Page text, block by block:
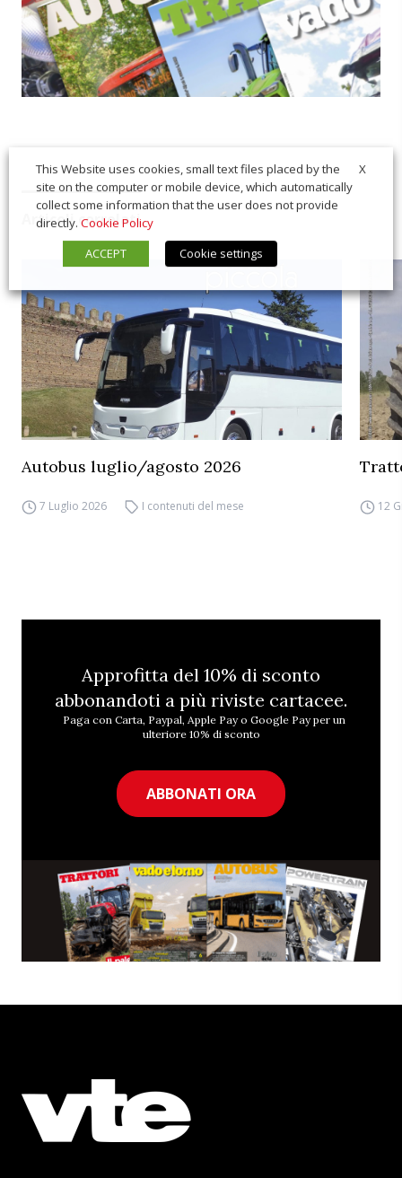
Articoli correlati
Autobus luglio/agosto 2026
7 Luglio 2026 I contenuti del mese 12
Approfitta del 10% di sconto
abbonandoti a più riviste cartacee.
Paga con Carta, Paypal, Apple Pay o Google Pay per un
ulteriore 10% di sconto
ABBONATI ORA
X
This Website uses cookies, small text files placed by the
site on the computer or mobile device, which automatically
collect some information that the user does not provide
directly. Cookie Policy
ACCEPT
Cookie settings